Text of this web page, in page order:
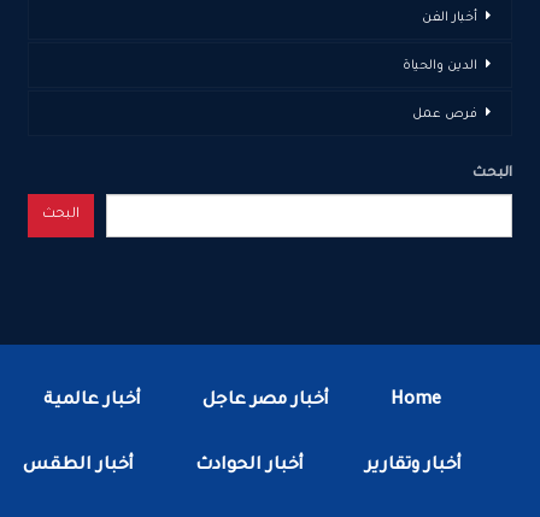
أخبار الفن
الدين والحياة
فرص عمل
البحث
البحث
Home أخبار مصر عاجل أخبار عالمية
أخبار وتقارير أخبار الحوادث أخبار الطقس